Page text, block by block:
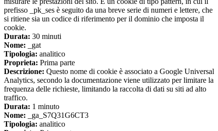
prefisso _pk_ses è seguito da una breve serie di numeri e lettere, che
si ritiene sia un codice di riferimento per il dominio che imposta il
cookie.
Durata: 30 minuti
Nome: _gat
Tipologia: analitico
Proprieta: Prima parte
Descrizione: Questo nome di cookie è associato a Google Universal
Analytics, secondo la documentazione viene utilizzato per limitare la
frequenza delle richieste, limitando la raccolta di dati su siti ad alto
traffico.
Durata: 1 minuto
Nome: _ga_S7Q31G6CT3
Tipologia: analitico